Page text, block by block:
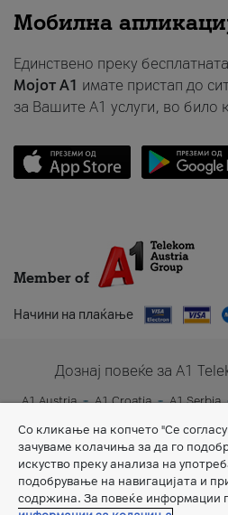
Мобилна
Единствено преку
Мојот A1 имате пристап до
за Вашите A1 услуги, во било
Member of
Начини на плаќање
Дознај повеќе за A1
A1 Austria A1 Croatia A1 Serbia
Со кликање на копчето "Се
зачуваме колачиња за да го
искуство преку анализа на
подобрување на навигацијата и
содржина. За повеќе информации